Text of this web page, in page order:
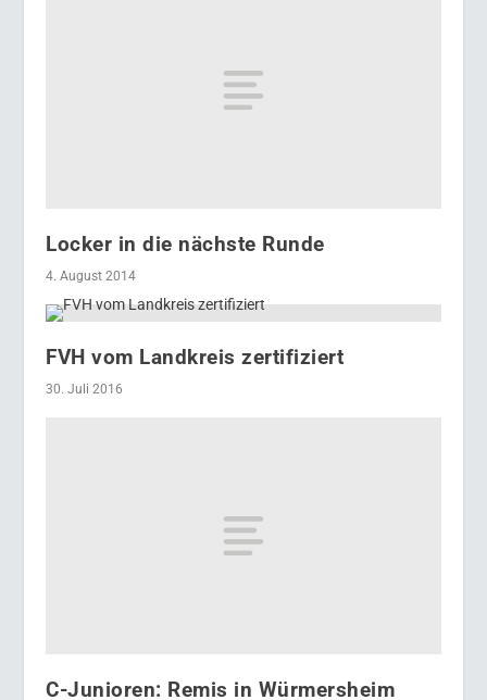
Locker in die nächste Runde
4. August 2014
FVH vom Landkreis zertifiziert
30. Juli 2016
C-Junioren: Remis in Würmersheim